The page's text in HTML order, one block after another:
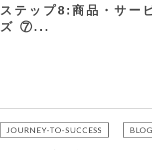
ステップ8:商品・サー
ズ ⑦...
JOURNEY-TO-SUCCESS BLOG